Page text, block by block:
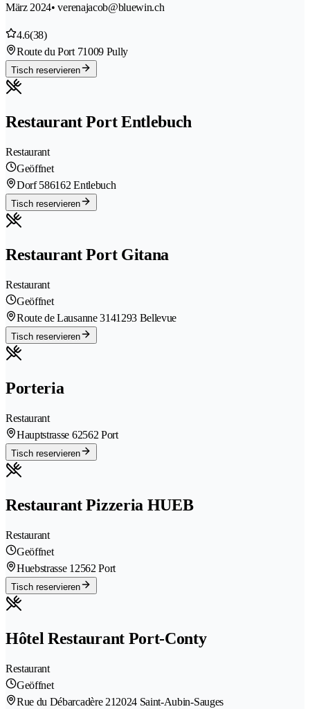
März 2024• verenajacob@bluewin.ch
4.6(38)
Route du Port 71009 Pully
Tisch reservieren
Restaurant Port Entlebuch
Restaurant
Geöffnet
Dorf 586162 Entlebuch
Tisch reservieren
Restaurant Port Gitana
Restaurant
Geöffnet
Route de Lausanne 3141293 Bellevue
Tisch reservieren
Porteria
Restaurant
Hauptstrasse 62562 Port
Tisch reservieren
Restaurant Pizzeria HUEB
Restaurant
Geöffnet
Huebstrasse 1 2562 Port
Tisch reservieren
Hôtel Restaurant Port-Conty
Restaurant
Geöffnet
Rue du Débarcadère 212024 Saint-Aubin-Sauges